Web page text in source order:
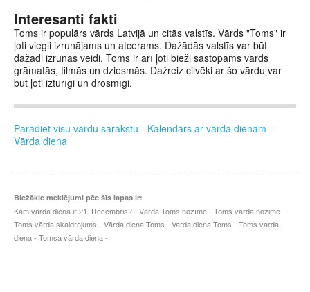
Interesanti fakti
Toms ir populārs vārds Latvijā un citās valstīs. Vārds "Toms" ir
ļoti viegli izrunājams un atcerams. Dažādās valstīs var būt
dažādi izrunas veidi. Toms ir arī ļoti bieži sastopams vārds
grāmatās, filmās un dziesmās. Dažreiz cilvēki ar šo vārdu var
būt ļoti izturīgi un drosmīgi.
Parādiet visu vārdu sarakstu - Kalendārs ar vārda dienām -
Vārda diena
Biežākie meklējumi pēc šīs lapas ir:
Kam vārda diena ir 21. Decembris? - Vārda Toms nozīme - Toms varda nozime -
Toms vārda skaidrojums - Vārda diena Toms - Varda diena Toms - Toms varda
diena - Tomsa vārda diena -